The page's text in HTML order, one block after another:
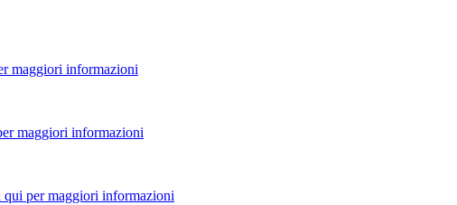
maggiori informazioni
maggiori informazioni
qui per maggiori informazioni